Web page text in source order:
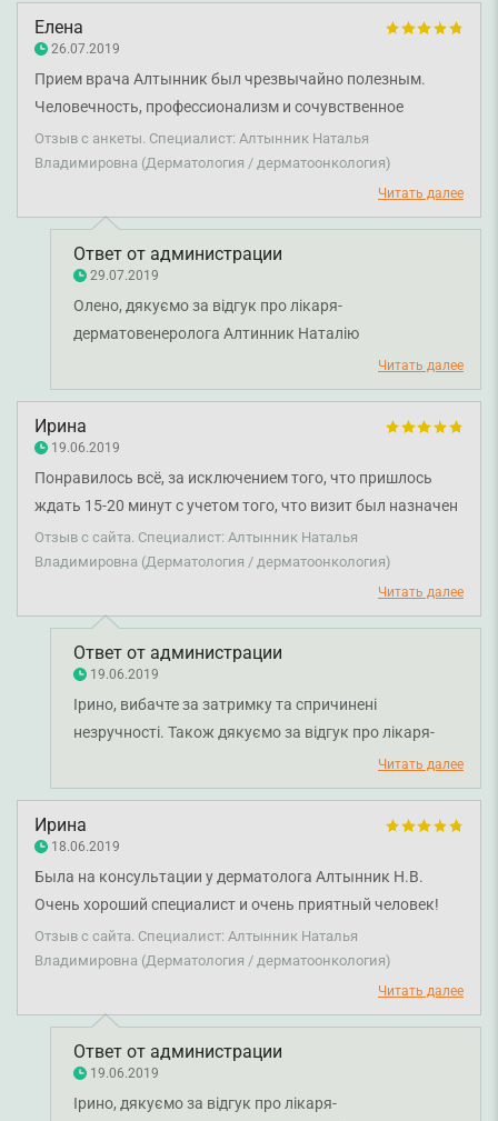
Елена
26.07.2019
Прием врача Алтынник был чрезвычайно полезным.
Человечность, профессионализм и сочувственное
отношение к пациенту побуждает к доверию.
Отзыв с анкеты. Специалист: Алтынник Наталья
Владимировна (Дерматология / дерматоонкология)
Читать далее
Ответ от администрации
29.07.2019
Олено, дякуємо за відгук про лікаря-
дерматовенеролога Алтинник Наталію
Володимирівну. Щиро бажаємо вам міцного
здоров'я!
Читать далее
Ирина
19.06.2019
Понравилось всё, за исключением того, что пришлось
ждать 15-20 минут с учетом того, что визит был назначен
на конкретное время. Непосредственно от врача
остались только положительные впечатления
Отзыв с сайта. Специалист: Алтынник Наталья
Владимировна (Дерматология / дерматоонкология)
Читать далее
Ответ от администрации
19.06.2019
Ірино, вибачте за затримку та спричинені
незручності. Також дякуємо за відгук про лікаря-
Володимирівну. Бажаємо вам міцного здоров'я.
Читать далее
Ирина
18.06.2019
Была на консультации у дерматолога Алтынник Н.В.
Очень хороший специалист и очень приятный человек!
Осталась довольна.
Отзыв с сайта. Специалист: Алтынник Наталья
Владимировна (Дерматология / дерматоонкология)
Читать далее
Ответ от администрации
19.06.2019
Ірино, дякуємо за відгук про лікаря-